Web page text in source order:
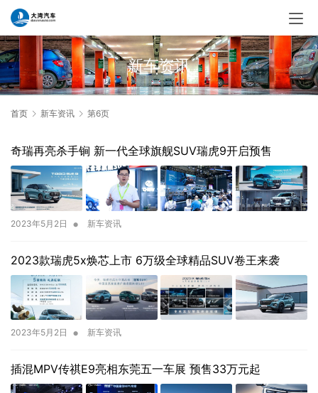
新车资讯
首页 新车资讯 第6页
奇瑞再亮杀手锏 新一代全球旗舰SUV瑞虎9开启预售
2023年5月2日 • 新车资讯
2023款瑞虎5x焕芯上市 6万级全球精品SUV卷王来袭
2023年5月2日 • 新车资讯
插混MPV传祺E9亮相东莞五一车展 预售33万元起